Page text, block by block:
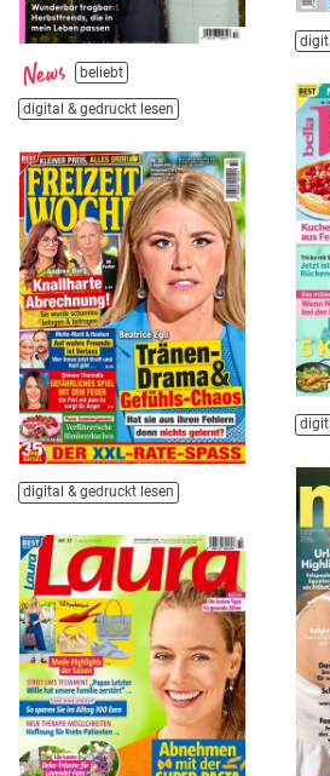
beliebt
digital & gedruckt lesen
digital & gedruckt lesen